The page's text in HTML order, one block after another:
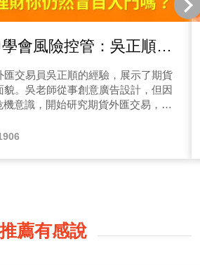
會風險控管：吳正順老
長之路
匯交易員吳正順的經驗，展示了期貨
。吳老師從事創意廣告設計，但因
意識，開始研究期貨外匯交易，並
老師、建立風險管理機制以及對紀
推薦有感說